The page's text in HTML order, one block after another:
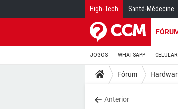
High-Tech Santé-Médecine
JOGOS WHATSAPP CELULAR
Fórum
Anterior